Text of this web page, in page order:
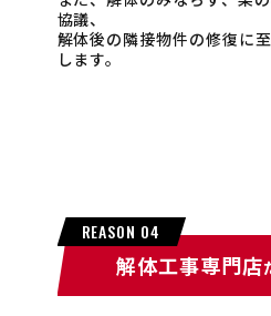
協議、
解体後の隣接物件の修復に
します。
REASON 04
解体工事専門店